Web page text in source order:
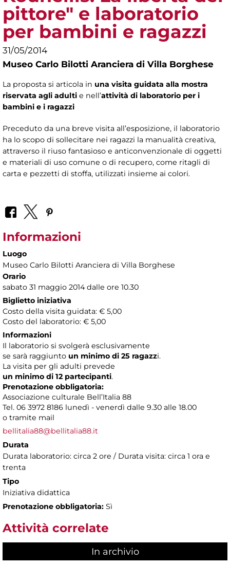
pittore" e laboratorio
per bambini e ragazzi
31/05/2014
Museo Carlo Bilotti Aranciera di Villa Borghese
La proposta si articola in una visita guidata alla mostra
riservata agli adulti e nell’attività di laboratorio per i
bambini e i ragazzi
Preceduto da una breve visita all’esposizione, il laboratorio
ha lo scopo di sollecitare nei ragazzi la manualità creativa,
attraverso il riuso fantasioso e anticonvenzionale di oggetti
e materiali di uso comune o di recupero, come ritagli di
carta e pezzetti di stoffa, utilizzati insieme ai colori.
Informazioni
Luogo
Museo Carlo Bilotti Aranciera di Villa Borghese
Orario
sabato 31 maggio 2014 dalle ore 10.30
Biglietto iniziativa
Costo della visita guidata: € 5,00
Costo del laboratorio: € 5,00
Informazioni
Il laboratorio si svolgerà esclusivamente
se sarà raggiunto un minimo di 25 ragazzi.
La visita per gli adulti prevede
un minimo di 12 partecipanti.
Prenotazione obbligatoria:
Associazione culturale Bell’Italia 88
Tel. 06 3972 8186 lunedì - venerdì dalle 9.30 alle 18.00
o tramite mail
bellitalia88@bellitalia88.it
Durata
Durata laboratorio: circa 2 ore / Durata visita: circa 1 ora e
trenta
Tipo
Iniziativa didattica
Prenotazione obbligatoria: Sì
Attività correlate
In archivio